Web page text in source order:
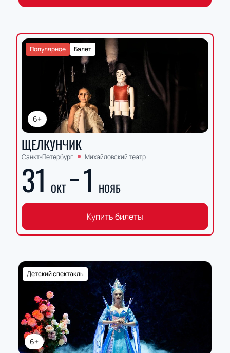
6+
Балет
Популярное
ЩЕЛКУНЧИК
Санкт-Петербург Михайловский театр
31 ОКТ 1 НОЯБ
Купить билеты
6+
Детский спектакль